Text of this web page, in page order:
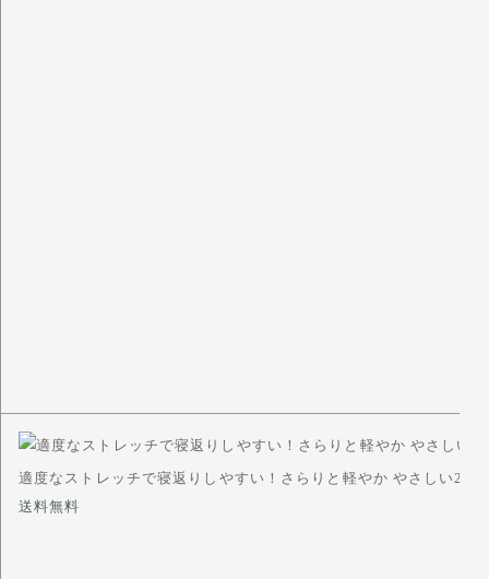
適度なストレッチで寝返りしやすい！さらりと軽やか やさしい2重
送料無料